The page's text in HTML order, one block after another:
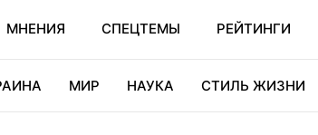
МНЕНИЯ СПЕЦТЕМЫ РЕЙТИНГИ
МИР НАУКА СТИЛЬ ЖИЗНИ